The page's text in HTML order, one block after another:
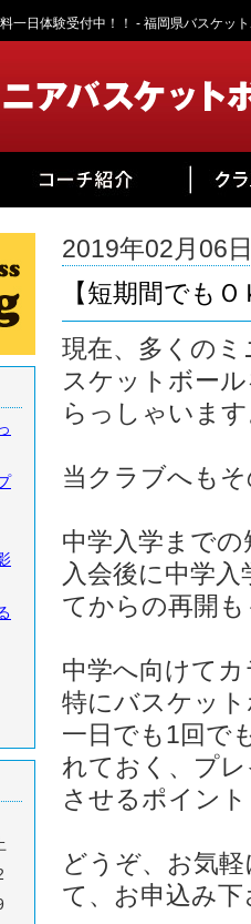
一日体験受付中！！ - 福岡県バスケッ
2019年02月06
【短期間でも
現在、多くの
スケットボー
らっしゃいま
当クラブへも
中学入学まで
入会後に中学
てからの再開
中学へ向けて
特にバスケッ
一日でも1回で
れておく、プ
させるポイン
どうぞ、お気
て、お申込み下